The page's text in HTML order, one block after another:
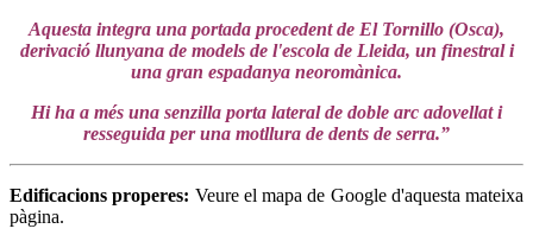
Aquesta integra una portada procedent de El Tornillo (Osca),
derivació llunyana de models de l'escola de Lleida, un finestral i
una gran espadanya neoromànica.
Hi ha a més una senzilla porta lateral de doble arc adovellat i
resseguida per una motllura de dents de serra.”
Edificacions properes: Veure el mapa de Google d'aquesta mateixa
pàgina.